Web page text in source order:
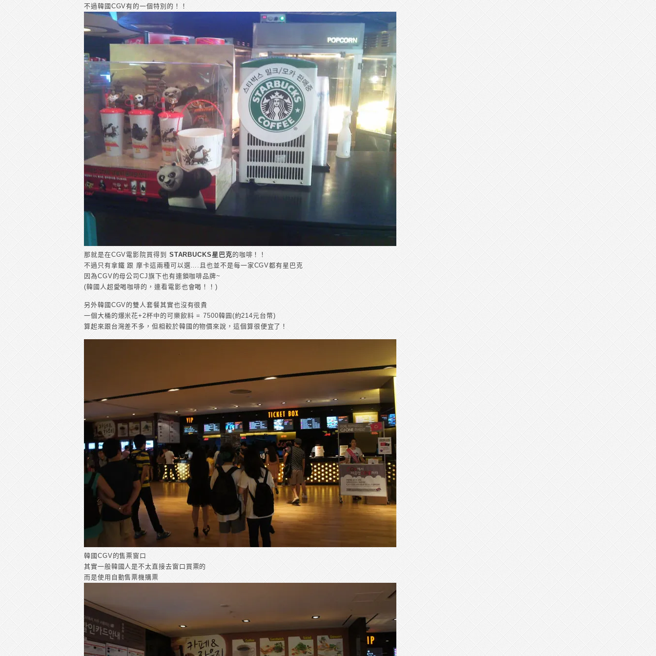
不過韓國CGV有的一個特別的！！
那就是在CGV電影院買得到 STARBUCKS星巴克的咖啡！！
不過只有拿鐵 跟 摩卡這兩種可以選….且也並不是每一家CGV都有星巴克
因為CGV的母公司CJ旗下也有連鎖咖啡品牌~
(韓國人超愛喝咖啡的，連看電影也會喝！！)
另外韓國CGV的雙人套餐其實也沒有很貴
一個大桶的爆米花+2杯中的可樂飲料 = 7500韓圓(約214元台幣)
算起來跟台灣差不多，但相較於韓國的物價來說，這個算很便宜了！
韓國CGV的售票窗口
其實一般韓國人是不太直接去窗口買票的
而是使用自動售票機購票